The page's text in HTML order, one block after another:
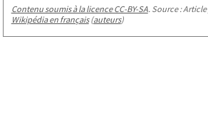
Contenu soumis à la licence CC-BY-SA. Source : Article
Wikipédia en français(auteurs)